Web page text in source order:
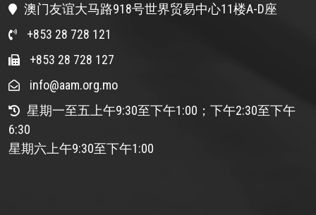
澳门友谊大马路918号世界贸易中心11楼A-D座
+853 28 728 121
+853 28 728 127
info@aam.org.mo
星期一至五上午9:30至下午1:00；下午2:30至下午
6:30
星期六上午9:30至下午1:00